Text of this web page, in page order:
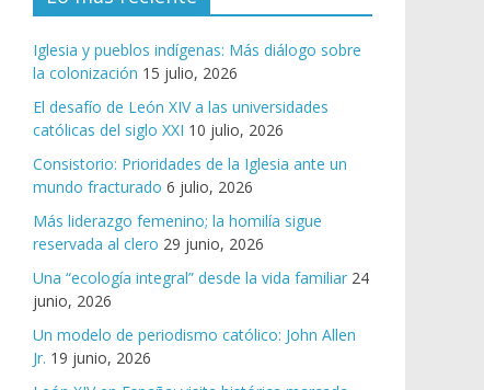
Iglesia y pueblos indígenas: Más diálogo sobre
la colonización 15 julio, 2026
El desafío de León XIV a las universidades
católicas del siglo XXI 10 julio, 2026
Consistorio: Prioridades de la Iglesia ante un
mundo fracturado 6 julio, 2026
Más liderazgo femenino; la homilía sigue
reservada al clero 29 junio, 2026
Una “ecología integral” desde la vida familiar 24
junio, 2026
Un modelo de periodismo católico: John Allen
Jr. 19 junio, 2026